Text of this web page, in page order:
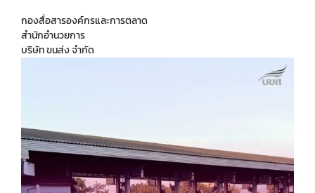
กองสื่อสารองค์กรและการตลาด
สำนักอำนวยการ
บริษัท ขนส่ง จำกัด